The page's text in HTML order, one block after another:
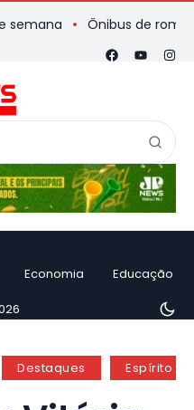
Ônibus de romeiros
Economia Educação
Destaques Espírito